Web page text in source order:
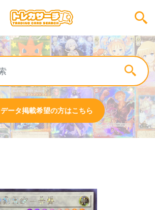
データ掲載希望の方はこちら